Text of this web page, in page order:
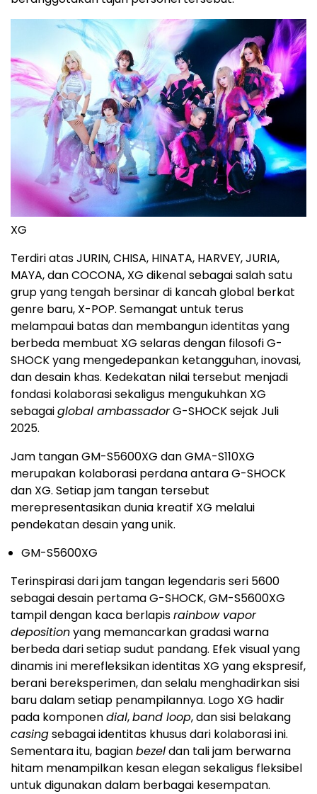
XG
Terdiri atas JURIN, CHISA, HINATA, HARVEY, JURIA,
MAYA, dan COCONA, XG dikenal sebagai salah satu
grup yang tengah bersinar di kancah global berkat
genre baru, X-POP. Semangat untuk terus
melampaui batas dan membangun identitas yang
berbeda membuat XG selaras dengan filosofi G-
SHOCK yang mengedepankan ketangguhan, inovasi,
dan desain khas. Kedekatan nilai tersebut menjadi
fondasi kolaborasi sekaligus mengukuhkan XG
sebagaiglobal ambassadorG-SHOCK sejak Juli
2025.
Jam tangan GM-S5600XG dan GMA-S110XG
merupakan kolaborasi perdana antara G-SHOCK
dan XG. Setiap jam tangan tersebut
merepresentasikan dunia kreatif XG melalui
pendekatan desain yang unik.
GM-S5600XG
Terinspirasi dari jam tangan legendaris seri 5600
sebagai desain pertama G-SHOCK, GM-S5600XG
tampil dengan kaca berlapisrainbow vapor
depositionyang memancarkan gradasi warna
berbeda dari setiap sudut pandang. Efek visual yang
dinamis ini merefleksikan identitas XG yang ekspresif,
berani bereksperimen, dan selalu menghadirkan sisi
baru dalam setiap penampilannya. Logo XG hadir
pada komponendial,band loop, dan sisi belakang
casingsebagai identitas khusus dari kolaborasi ini.
Sementara itu, bagianbezeldan tali jam berwarna
hitam menampilkan kesan elegan sekaligus fleksibel
untuk digunakan dalam berbagai kesempatan.